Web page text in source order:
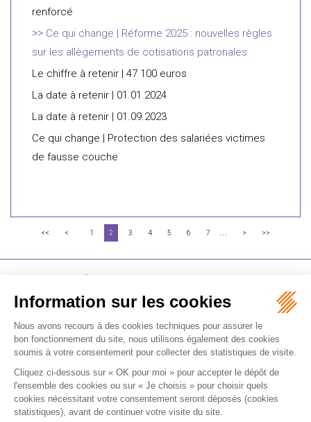
renforcé
Ce qui change | Réforme 2025 : nouvelles règles
sur les allègements de cotisations patronales
Le chiffre à retenir | 47 100 euros
La date à retenir | 01.01.2024
La date à retenir | 01.09.2023
Ce qui change | Protection des salariées victimes
de fausse couche
<< < 1 2 3 4 5 6 7 ... > >>
16-18 Rue du 4 Septembre - 75002 Paris
Contactez-nous
RECEVOIR LA NEWSLETTER
Je m'inscris